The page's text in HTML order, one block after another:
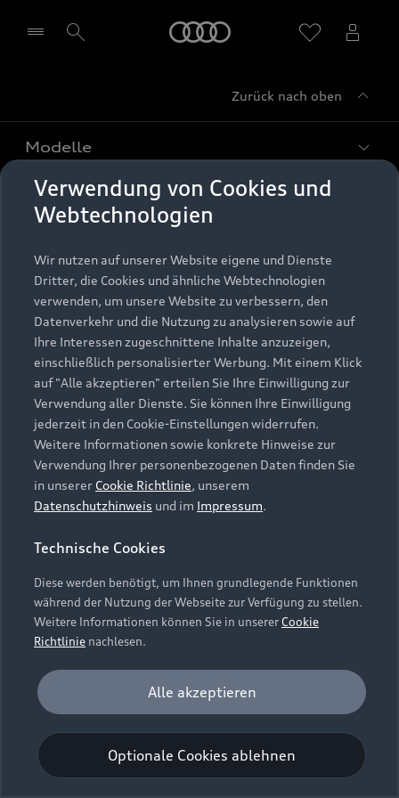
Zurück nach oben
Modelle
Alle Modelle
Elektromodelle
Plug-in-Hybride
Kaufen & leasen
Neuwagensuche
Gebrauchtwagensuche
Gebrauchtwagen
Finanzierung
Aktionen & Angebote
Geschäftskunden
Saisonale Angebote
Audi Services
Garantie
Audi digital services
myAudi
Support
Kundenservice
Händlersuche
Audi Code
Häufige Fragen (FAQ)
Audi Online Beratung
Bordbuch & Bedienungsanleitungen
Verträge kündigen
Vertrag widerrufen
Über Audi
Unternehmen
Karriere
Investor Relations
Presse & Media Center
Datenschutz
Audi erleben
Newsletter
© 2026 AUDI AG. Alle Rechte vorbehalten
Datenschutzinformation
Cookie-Richtlinie
Barrierefreiheit
Digital Services Act
EU Data Act
Embleme am Fahrzeug bei allen Abbildungen auf dieser
Webseite kann abweichen.
Verwendung von Cookies und
Webtechnologien
Wir nutzen auf unserer Website eigene und Dienste
Dritter, die Cookies und ähnliche Webtechnologien
verwenden, um unsere Website zu verbessern, den
Datenverkehr und die Nutzung zu analysieren sowie auf
Ihre Interessen zugeschnittene Inhalte anzuzeigen,
einschließlich personalisierter Werbung. Mit einem Klick
auf "Alle akzeptieren" erteilen Sie Ihre Einwilligung zur
Verwendung aller Dienste. Sie können Ihre Einwilligung
jederzeit in den Cookie-Einstellungen widerrufen.
Weitere Informationen sowie konkrete Hinweise zur
Verwendung Ihrer personenbezogenen Daten finden Sie
in unserer Cookie Richtlinie, unserem
Datenschutzhinweis und im Impressum.
Technische Cookies
Diese werden benötigt, um Ihnen grundlegende Funktionen
während der Nutzung der Webseite zur Verfügung zu stellen.
Weitere Informationen können Sie in unsererCookie
Richtlinie nachlesen.
Analyse und Statistik
Performance Cookies sammeln Informationen
darüber, wie unsere Webseite genutzt wird (z. B.
Anzahl der Besuche, Verweildauer). Diese Cookies
werden zur Optimierung der Webseite verwendet.
Optionale Cookies ablehnen
Alle akzeptieren